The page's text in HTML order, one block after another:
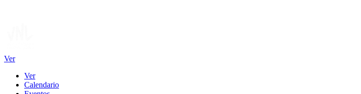
Ver
Ver
Calendario